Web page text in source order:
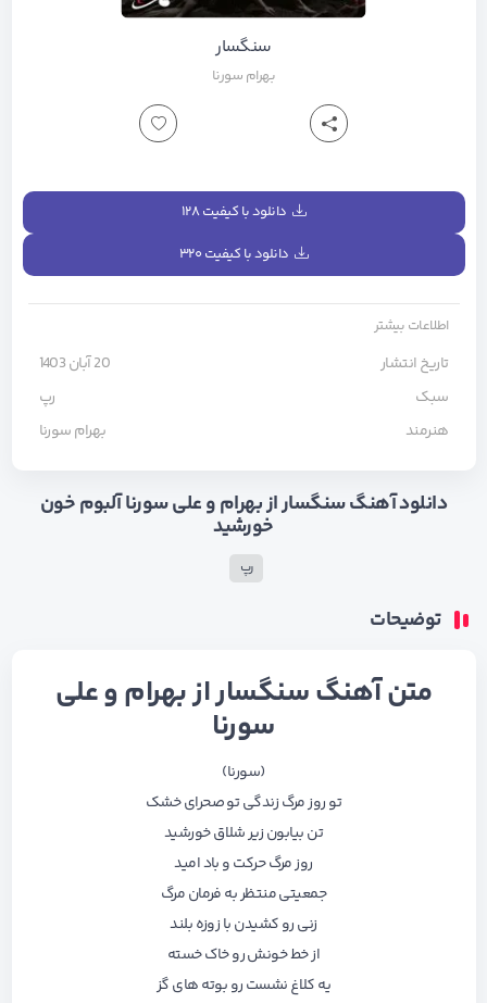
سنگسار
بهرام سورنا
دانلود با کیفیت ۱۲۸
دانلود با کیفیت ۳۲۰
اطلاعات بیشتر
تاریخ انتشار
20 آبان 1403
سبک
رپ
هنرمند
بهرامسورنا
دانلود آهنگ سنگسار از بهرام و علی سورنا آلبوم خون
خورشید
رپ
توضیحات
متن آهنگ سنگسار از بهرام و علی
سورنا
(سورنا)
تو روز مرگ زندگی تو صحرای خشک
تن‌ بیابون زیر شلاق خورشید
روز مرگ حرکت و ‌باد امید
جمعیتی منتظر به فرمان مرگ
زنی رو کشیدن با زوزه بلند
از خط خونش رو‌ خاک خسته
یه کلاغ نشست رو‌ بوته های گز